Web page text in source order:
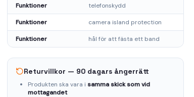
Funktioner telefonskydd
Funktioner camera island protection
Funktioner hål för att fästa ett band
Returvillkor — 90 dagars ångerrätt
Produkten ska vara i samma skick som vid
mottagandet